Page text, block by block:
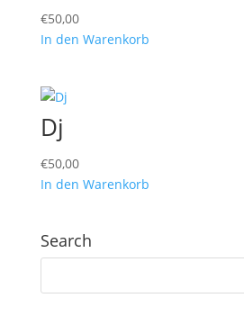
€50,00
In den Warenkorb
Dj
€50,00
In den Warenkorb
Search